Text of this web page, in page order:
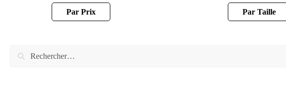
Par Prix Par Taille